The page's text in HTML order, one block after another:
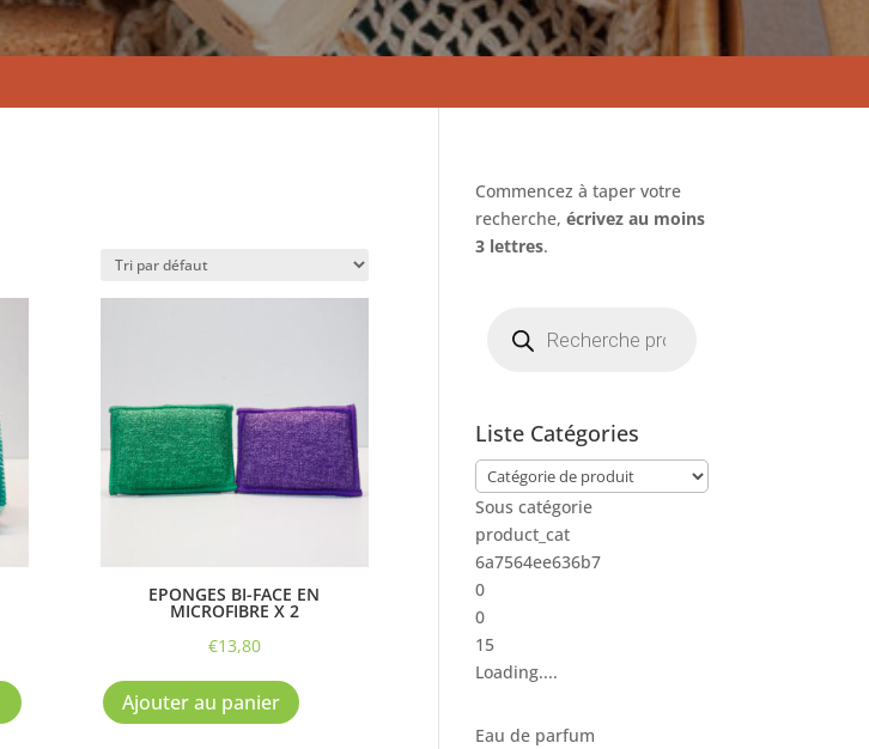
EPONGES BI-FACE EN
MICROFIBRE X 2
€13,80
Ajouter au panier
Commencez à taper votre
recherche,écrivez au moins
3 lettres.
produits
Liste Catégories
Sous catégorie
product_cat
6a7564ee636b7
0
0
15
Loading....
Eau de parfum